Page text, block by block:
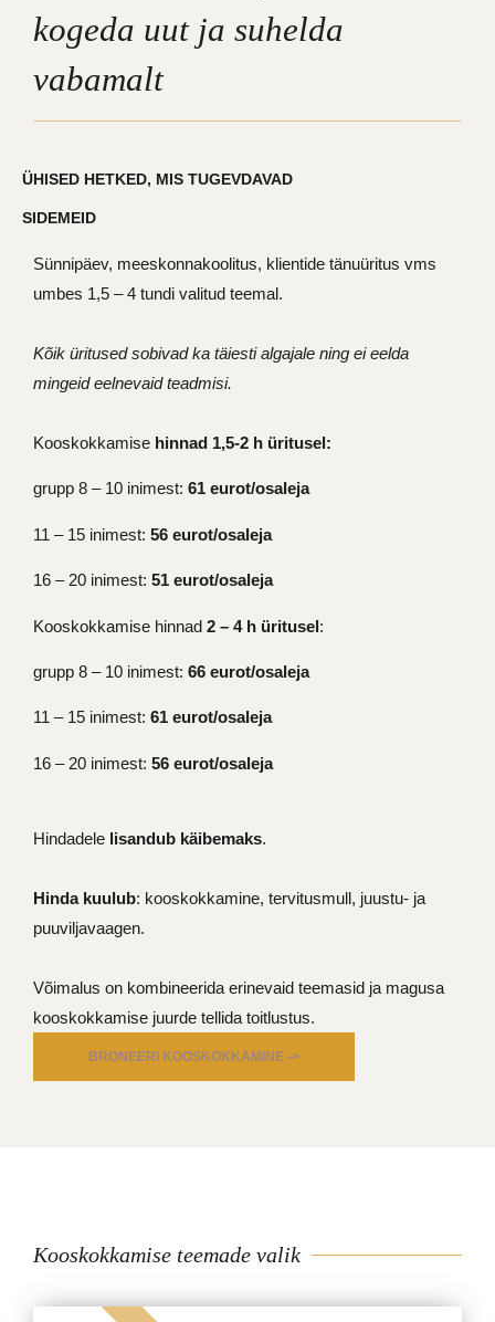
kogeda uut ja suhelda
vabamalt
ÜHISED HETKED, MIS TUGEVDAVAD
SIDEMEID
Sünnipäev, meeskonnakoolitus, klientide tänuüritus vms
umbes 1,5 – 4 tundi valitud teemal.
Kõik üritused sobivad ka täiesti algajale ning ei eelda
mingeid eelnevaid teadmisi.
Kooskokkamise hinnad 1,5-2 h üritusel:
grupp 8 – 10 inimest: 61 eurot/osaleja
11 – 15 inimest: 56 eurot/osaleja
16 – 20 inimest: 51 eurot/osaleja
Kooskokkamise hinnad 2 – 4 h üritusel:
grupp 8 – 10 inimest: 66 eurot/osaleja
11 – 15 inimest: 61 eurot/osaleja
16 – 20 inimest: 56 eurot/osaleja
Hindadele lisandub käibemaks.
Hinda kuulub: kooskokkamine, tervitusmull, juustu- ja
puuviljavaagen.
Võimalus on kombineerida erinevaid teemasid ja magusa
kooskokkamise juurde tellida toitlustus.
BRONEERI KOOSKOKKAMINE ->
Kooskokkamise teemade valik